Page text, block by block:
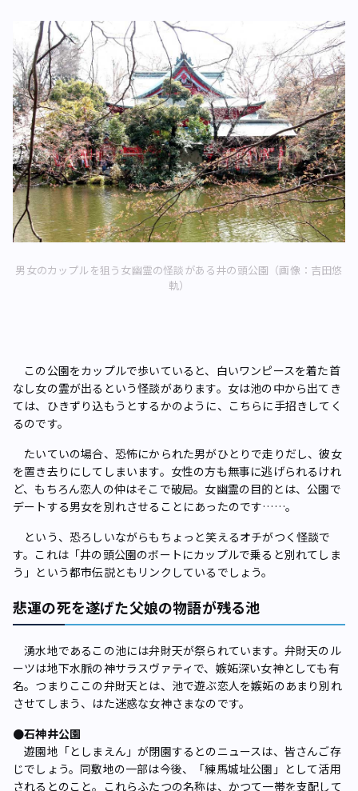
男女のカップルを狙う女幽霊の怪談がある井の頭公園（画像：吉田悠
軌）
この公園をカップルで歩いていると、白いワンピースを着た首
なし女の霊が出るという怪談があります。女は池の中から出てき
ては、ひきずり込もうとするかのように、こちらに手招きしてく
るのです。
たいていの場合、恐怖にかられた男がひとりで走りだし、彼女
を置き去りにしてしまいます。女性の方も無事に逃げられるけれ
ど、もちろん恋人の仲はそこで破局。女幽霊の目的とは、公園で
デートする男女を別れさせることにあったのです……。
という、恐ろしいながらもちょっと笑えるオチがつく怪談で
す。これは「井の頭公園のボートにカップルで乗ると別れてしま
う」という都市伝説ともリンクしているでしょう。
悲運の死を遂げた父娘の物語が残る池
湧水地であるこの池には弁財天が祭られています。弁財天のル
ーツは地下水脈の神サラスヴァティで、嫉妬深い女神としても有
名。つまりここの弁財天とは、池で遊ぶ恋人を嫉妬のあまり別れ
させてしまう、はた迷惑な女神さまなのです。
●石神井公園
遊園地「としまえん」が閉園するとのニュースは、皆さんご存
じでしょう。同敷地の一部は今後、「練馬城址公園」として活用
されるとのこと。これらふたつの名称は、かつて一帯を支配して